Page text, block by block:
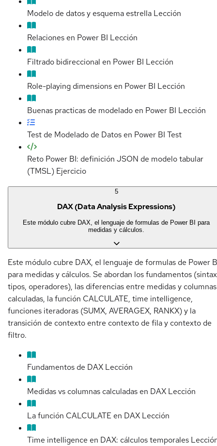
Modelo de datos y esquema estrella Lección
Relaciones en Power BI Lección
Filtrado bidireccional en Power BI Lección
Role-playing dimensions en Power BI Lección
Buenas practicas de modelado en Power BI Lección
Test de Modelado de Datos en Power BI Test
Reto Power BI: definición JSON de modelo tabular
(TMSL) Ejercicio
5
DAX (Data Analysis Expressions)
Este módulo cubre DAX, el lenguaje de formulas de Power BI para
medidas y cálculos.
Este módulo cubre DAX, el lenguaje de formulas de Power
para medidas y cálculos. Se abordan los fundamentos
tipos, operadores), las diferencias entre medidas y columnas
calculadas, la función CALCULATE, time intelligence,
funciones iteradoras (SUMX, AVERAGEX, RANKX) y la
transición de contexto entre contexto de fila y contexto de
filtro.
Fundamentos de DAX Lección
Medidas vs columnas calculadas en DAX Lección
La función CALCULATE en DAX Lección
Time intelligence en DAX: cálculos temporales